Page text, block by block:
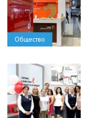
Общество